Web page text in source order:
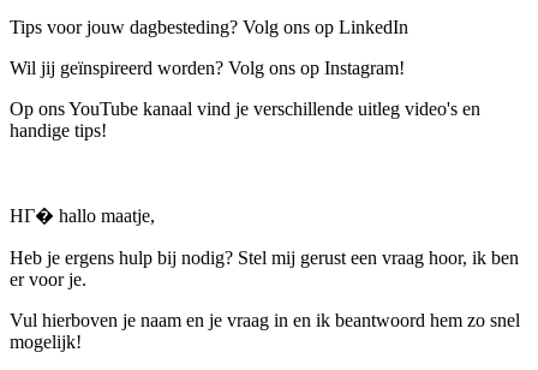
Tips voor jouw dagbesteding? Volg ons op LinkedIn
Wil jij geïnspireerd worden? Volg ons op Instagram!
Op ons YouTube kanaal vind je verschillende uitleg video's en
handige tips!
HГ� hallo maatje,
Heb je ergens hulp bij nodig? Stel mij gerust een vraag hoor, ik ben
er voor je.
Vul hierboven je naam en je vraag in en ik beantwoord hem zo snel
mogelijk!